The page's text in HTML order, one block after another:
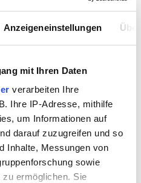
Anzeigeneinstellungen
mit Ihren Daten
verarbeiten Ihre
Ihre IP-Adresse, mithilfe
um Informationen auf
darauf zuzugreifen und so
Inhalte, Messungen von
sowie
zu ermöglichen. Sie